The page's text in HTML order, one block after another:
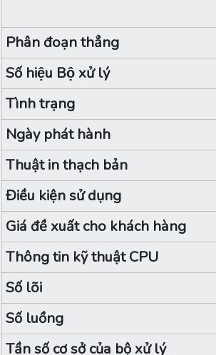
Phân đoạn thẳng
Số hiệu Bộ xử lý
Tình trạng
Ngày phát hành
Thuật in thạch bản
Điều kiện sử dụng
Giá đề xuất cho khách hàng
Thông tin kỹ thuật CPU
Số lõi
Số luồng
Tần số cơ sở của bộ xử lý